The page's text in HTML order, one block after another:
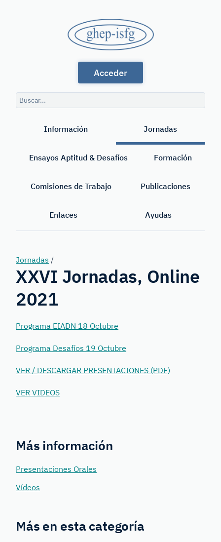
GHEP
-
ISFG
Habla
Española
International
Forensic
Acceder
Consulta
de
Información Jornadas
Ensayos Aptitud & Desafíos Formación
Comisiones de Trabajo Publicaciones
Enlaces Ayudas
Jornadas /
XXVI Jornadas, Online
2021
Programa EIADN 18 Octubre
Programa Desafíos 19 Octubre
VER / DESCARGAR PRESENTACIONES (PDF)
VER VIDEOS
Más información
Presentaciones Orales
Vídeos
Más en esta categoría